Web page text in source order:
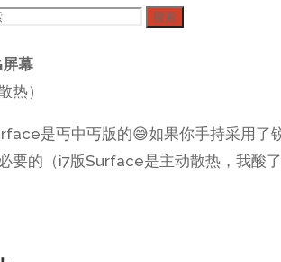
搜索
双通道封装内存
幕
热）
是丐中丐版的😅如果你手持采用
要的（i7版Surface是主动散热，我酸了